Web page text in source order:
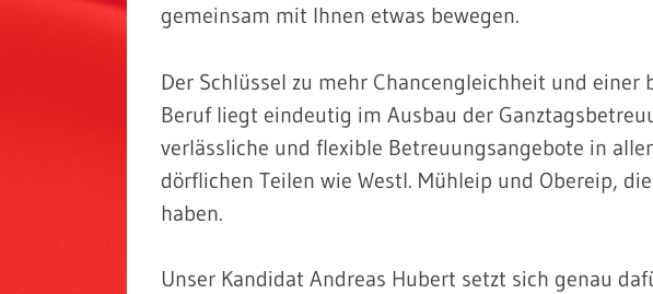
gemeinsam mit Ihnen etwas bewegen.
Der Schlüssel zu mehr Chancengleichheit und einer
Beruf liegt eindeutig im Ausbau der
verlässliche und flexible Betreuungsangebote in
dörflichen Teilen wie Westl. Mühleip und Obereip,
haben.
Unser Kandidat Andreas Hubert setzt sich genau